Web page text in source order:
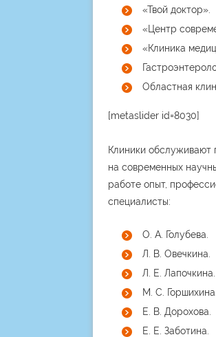
«Твой доктор».
«Центр
«Клиника
Областная
[metaslider id=8030]
Клиники обслуживают
на современных
работе опыт,
специалисты:
О. А. Голубева.
Л. В. Овечкина.
Л. Е. Лапочкина.
М. С. Горшихина.
Е. В. Дорохова.
Е. Е. Заботина.